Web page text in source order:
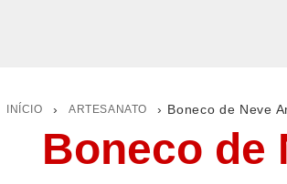
INÍCIO › ARTESANATO › Boneco de Neve
Boneco de